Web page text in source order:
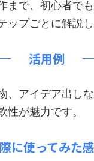
まで、初心者で
ップごとに解説し
活用例
、アイデア出し
性が魅力です。
に使ってみた